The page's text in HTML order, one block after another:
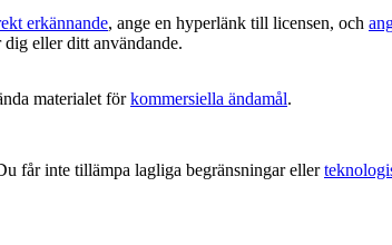
erkännande, ange en hyperlänk till licensen, och
eller ditt användande.
materialet förkommersiella ändamål.
får inte tillämpa lagliga begränsningar eller